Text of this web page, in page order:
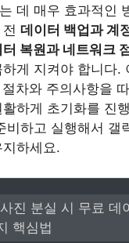
데 매우 효과적인
데이터 백업과 계
복원과 네트워크
게 지켜야 합니다.
차와 주의사항을
하게 초기화를 진
비하고 실행해서 갤
하세요.
진 분실 시 무료 데
핵심법